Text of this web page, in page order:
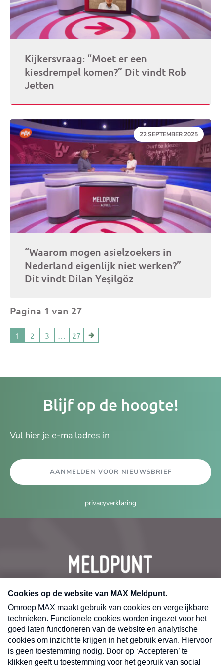
Kijkersvraag: “Moet er een
kiesdrempel komen?” Dit vindt Rob
Jetten
DATUM:
22 SEPTEMBER 2025
“Waarom mogen asielzoekers in
Nederland eigenlijk niet werken?”
Dit vindt Dilan Yeşilgöz
Pagina 1 van 27
1 2 3 27
Blijf op de hoogte!
AANMELDEN VOOR NIEUWSBRIEF
privacyverklaring
CONTACT
Volg ons op